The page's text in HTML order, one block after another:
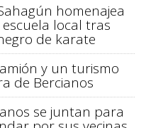
homenajea
local tras
de karate
y un turismo
de Bercianos
se juntan para